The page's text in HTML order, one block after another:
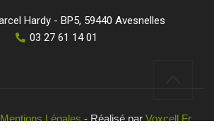
Hardy - BP5, 59440 Avesnelles
03 27 61 14 01
Mentions Légales- Réalisé parVoxcell.fr